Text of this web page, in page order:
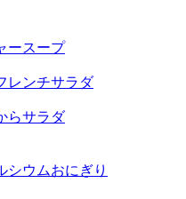
ースープ
レンチサラダ
らサラダ
シウムおにぎり